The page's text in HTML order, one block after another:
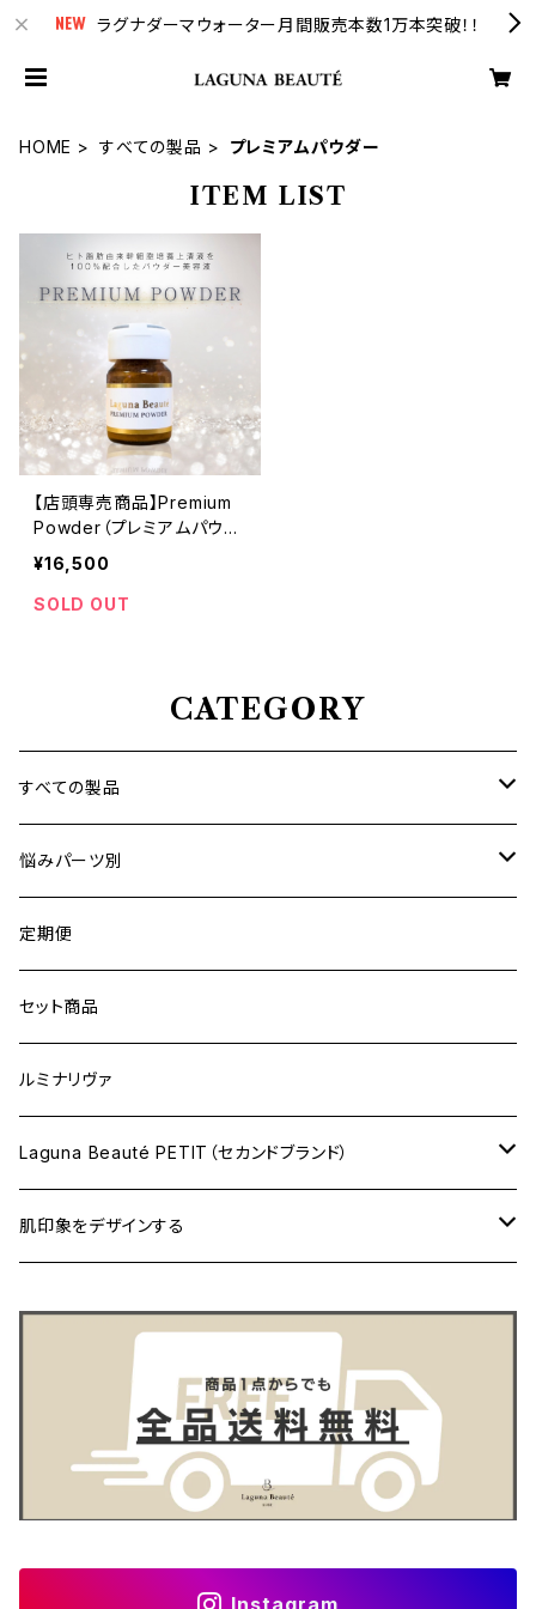
ラグナダーマウォーター月間販売本数1万本突破！！
HOME すべての製品 プレミアムパウダー
ITEM LIST
【店頭専売商品】Premium
Powder（プレミアムパウダ
ー）フリーズドライ 幹細胞順
化培養液
¥16,500
SOLD OUT
CATEGORY
すべての製品
グレイスミスト
プレミアムコラーゲンフィルム
マイクロニードルパッチ
デェバイン
ホワイテスト
ラッシュディヴァイン
悩みパーツ別
しわ・ハリ
たるみ・くすみ
乾燥
頭皮ケア
美白
定期便
セット商品
ルミナリヴァ
Laguna Beauté PETIT（セカンドブランド）
水光肌
ピーリング化粧水
肌印象をデザインする
ファンデーション
Instagram